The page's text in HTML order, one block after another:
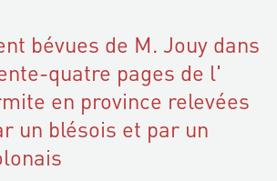
bévues de M. Jouy dans
quatre pages de l'
en province relevées
un blésois et par un